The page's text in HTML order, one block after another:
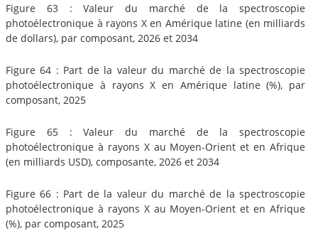
Figure 63 : Valeur du marché de la spectroscopie
photoélectronique à rayons X en Amérique latine (en milliards
de dollars), par composant, 2026 et 2034
Figure 64 : Part de la valeur du marché de la spectroscopie
photoélectronique à rayons X en Amérique latine (%), par
composant, 2025
Figure 65 : Valeur du marché de la spectroscopie
photoélectronique à rayons X au Moyen-Orient et en Afrique
(en milliards USD), composante, 2026 et 2034
Figure 66 : Part de la valeur du marché de la spectroscopie
photoélectronique à rayons X au Moyen-Orient et en Afrique
(%), par composant, 2025